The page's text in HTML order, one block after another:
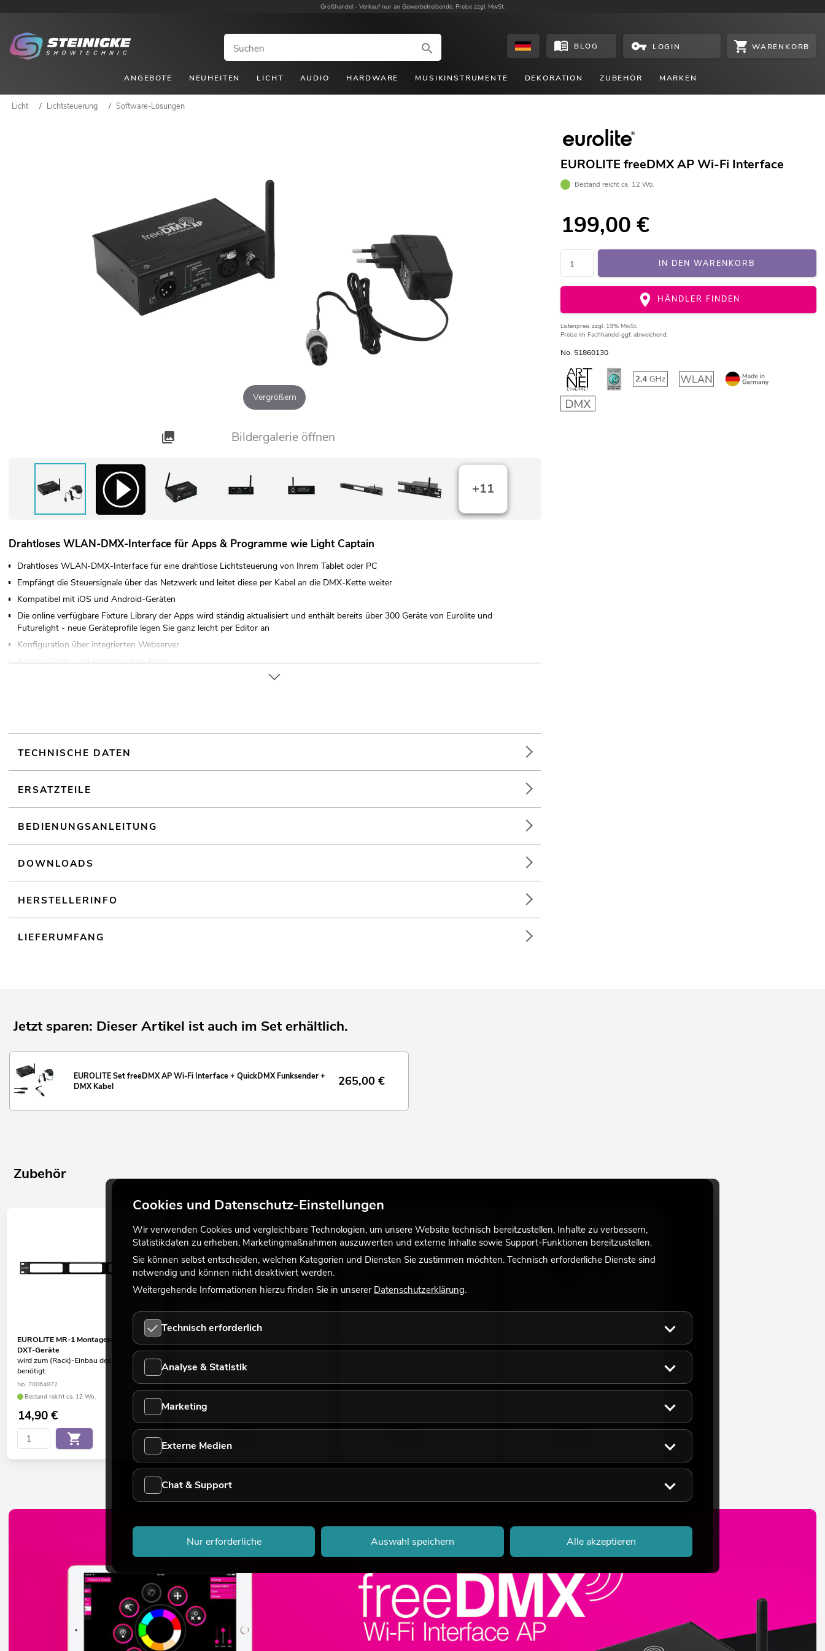
Großhandel - Verkauf nur an Gewerbetreibende. Preise zzgl. MwSt.
BLOG LOGIN WARENKORB
ANGEBOTE NEUHEITEN LICHT AUDIO HARDWARE MUSIKINSTRUMENTE DEKORATION ZUBEHÖR MARKEN
Licht / Lichtsteuerung / Software-Lösungen
Vergrößern
Bildergalerie öffnen
+11
EUROLITE freeDMX AP Wi-Fi Interface
Bestand reicht ca. 12 Wo.
199,00 €
IN DEN WARENKORB
HÄNDLER FINDEN
Listenpreis zzgl. 19% MwSt.
Preise im Fachhandel ggf. abweichend.
No. 51860130
Drahtloses WLAN-DMX-Interface für Apps & Programme wie Light Captain
Drahtloses WLAN-DMX-Interface für eine drahtlose Lichtsteuerung von Ihrem Tablet oder PC
Empfängt die Steuersignale über das Netzwerk und leitet diese per Kabel an die DMX-Kette weiter
Kompatibel mit iOS und Android-Geräten
Die online verfügbare Fixture Library der Apps wird ständig aktualisiert und enthält bereits über 300 Geräte von Eurolite und
Futurelight - neue Geräteprofile legen Sie ganz leicht per Editor an
Konfiguration über integrierten Webserver
Access-Point- und Infrastructure-Mode
NEUTRIK Steckverbindung verbaut
In Verbindung mit z.B. FreeStyler, DMXControl 3, PC_DIMMER, Lightkey (MAC)
Made in Germany
Für Anwendungsgebiete wie zum Beispiel: Clubs/Tanzschulen; Hochzeit/Gala/Events; Bühne; Mobile DJs / Alleinunterhalter; Partykeller;
TECHNISCHE DATEN
ERSATZTEILE
BEDIENUNGSANLEITUNG
DOWNLOADS
HERSTELLERINFO
LIEFERUMFANG
Jetzt sparen: Dieser Artikel ist auch im Set erhältlich.
EUROLITE Set freeDMX AP Wi-Fi Interface + QuickDMX Funksender +
DMX Kabel
265,00 €
Zubehör
EUROLITE MR-1 Montagerahmen für 3
DXT-Geräte
wird zum (Rack)-Einbau des Gerätes
benötigt.
No. 70064872
Bestand reicht ca. 12 Wo.
14,90€
Zubehör zur Montage des Gerätes
No. 70064873
7,50
viele Versionen erhältlich
DXT-Geräte
Cookies und Datenschutz-Einstellungen
Wir verwenden Cookies und vergleichbare Technologien, um unsere Website technisch bereitzustellen, Inhalte zu verbessern,
Statistikdaten zu erheben, Marketingmaßnahmen auszuwerten und externe Inhalte sowie Support-Funktionen bereitzustellen.
Sie können selbst entscheiden, welchen Kategorien und Diensten Sie zustimmen möchten. Technisch erforderliche Dienste sind
notwendig und können nicht deaktiviert werden.
Weitergehende Informationen hierzu finden Sie in unserer Datenschutzerklärung.
Technisch erforderlich
Analyse & Statistik
Marketing
Externe Medien
Chat & Support
Nur erforderliche Auswahl speichern Alle akzeptieren